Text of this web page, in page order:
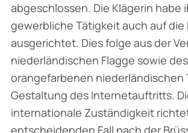
abgeschlossen. Die Klägerin habe
gewerbliche Tätigkeit auch auf die
ausgerichtet. Dies folge aus der
niederländischen Flagge sowie des
orangefarbenen niederländischen
Gestaltung des Internetauftritts.
internationale Zuständigkeit